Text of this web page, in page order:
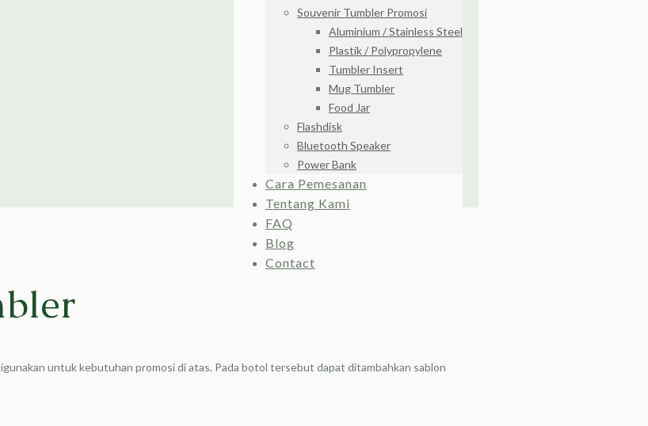
Souvenir Tumbler Promosi
Aluminium / Stainless Steel
Plastik / Polypropylene
Tumbler Insert
Mug Tumbler
Food Jar
Flashdisk
Bluetooth Speaker
Power Bank
Cara Pemesanan
Tentang Kami
FAQ
Blog
Contact
untuk kebutuhan promosi di atas. Pada botol tersebut dapat ditambahkan sablon